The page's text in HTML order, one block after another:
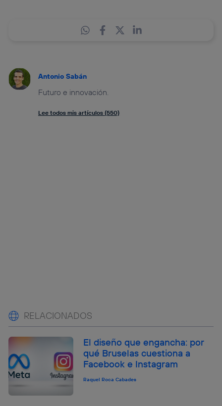
Antonio Sabán
Futuro e innovación.
Lee todos mis artículos (550)
RELACIONADOS
El diseño que engancha: por
qué Bruselas cuestiona a
Facebook e Instagram
Raquel Roca Cabades